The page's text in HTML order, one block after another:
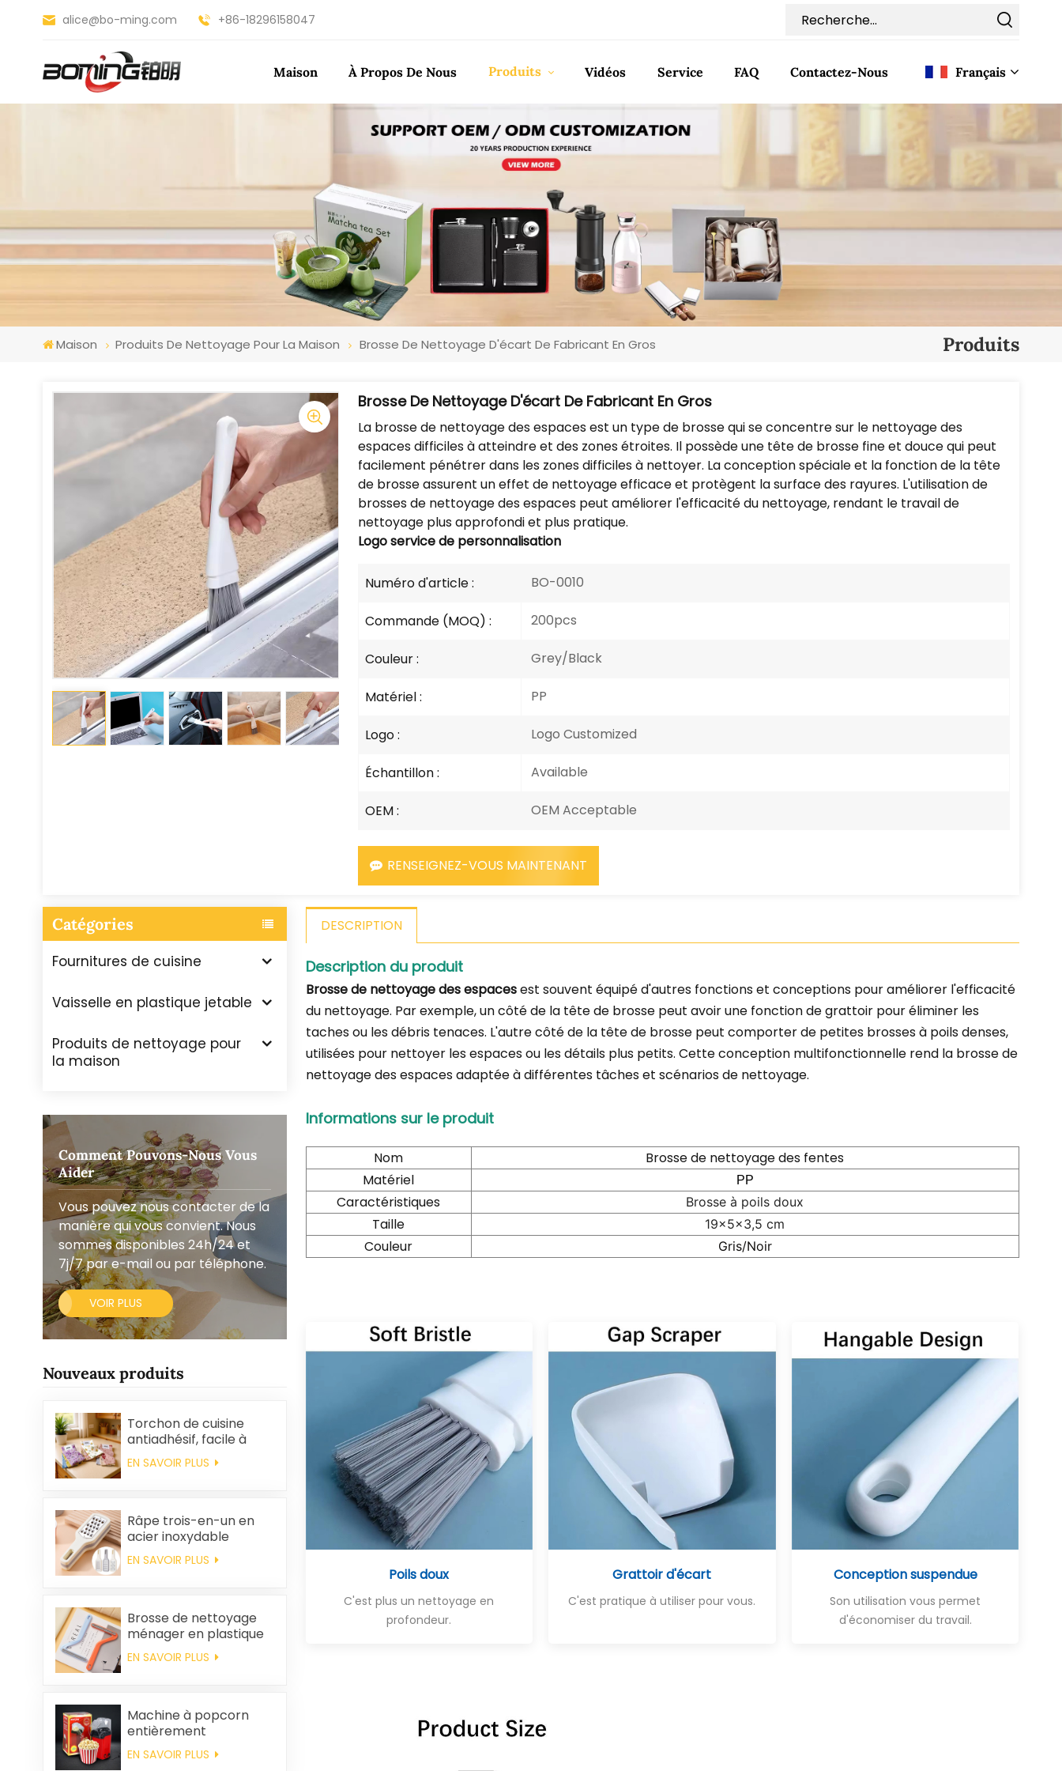
alice@bo-ming.com +86-18296158047
Maison À Propos De Nous Produits Vidéos Service FAQ Contactez-Nous Français
English
Français
Español
Türkçe
العربية
Maison Produits De Nettoyage Pour La Maison Brosse De Nettoyage D'écart De Fabricant En Gros Produits
Brosse De Nettoyage D'écart De Fabricant En Gros
La brosse de nettoyage des espaces est un type de brosse qui se concentre sur le nettoyage des
espaces difficiles à atteindre et des zones étroites. Il possède une tête de brosse fine et douce qui peut
facilement pénétrer dans les zones difficiles à nettoyer. La conception spéciale et la fonction de la tête
de brosse assurent un effet de nettoyage efficace et protègent la surface des rayures. L'utilisation de
brosses de nettoyage des espaces peut améliorer l'efficacité du nettoyage, rendant le travail de
nettoyage plus approfondi et plus pratique.
Logoservice de personnalisation
Numéro d'article : BO-0010
Commande (MOQ) : 200pcs
Couleur : Grey/Black
Matériel : PP
Logo : Logo Customized
Échantillon : Available
OEM : OEM Acceptable
RENSEIGNEZ-VOUS MAINTENANT
Catégories
Fournitures de cuisine
Vaisselle en plastique jetable
Produits de nettoyage pour
la maison
Comment Pouvons-Nous Vous
Aider
Vous pouvez nous contacter de la
manière qui vous convient. Nous
sommes disponibles 24h/24 et
7j/7 par e-mail ou par téléphone.
VOIR PLUS
Nouveaux produits
Torchon de cuisine
antiadhésif, facile à
nettoyer, épais,
imprimé, carré, en
écologique
EN SAVOIR PLUS
Râpe trois-en-un en
acier inoxydable
EN SAVOIR PLUS
Brosse de nettoyage
ménager en plastique
pour vêtements,
élimination des poils
EN SAVOIR PLUS
Machine à popcorn
entièrement
automatique pour la
maison, machine à
EN SAVOIR PLUS
DESCRIPTION
Description du produit
Brosse de nettoyage des espacesest souvent équipé d'autres fonctions et conceptions pour améliorer l'efficacité
du nettoyage. Par exemple, un côté de la tête de brosse peut avoir une fonction de grattoir pour éliminer les
taches ou les débris tenaces. L'autre côté de la tête de brosse peut comporter de petites brosses à poils denses,
utilisées pour nettoyer les espaces ou les détails plus petits. Cette conception multifonctionnelle rend la brosse de
nettoyage des espaces adaptée à différentes tâches et scénarios de nettoyage.
Informations sur le produit
Nom
Brosse de nettoyage des fentes
Matériel
PP
Caractéristiques Brosse à poils doux
Taille 19x5x3,5 cm
Couleur Gris/Noir
Poils doux
C'est plus un nettoyage en
profondeur.
Grattoir d'écart
C'est pratique à utiliser pour vous.
Conception suspendue
Son utilisation vous permet
d'économiser du travail.